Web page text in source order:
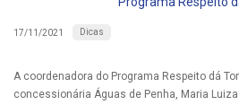
17/11/2021 Dicas
A coordenadora do Programa Respeito dá
concessionária Águas de Penha, Maria